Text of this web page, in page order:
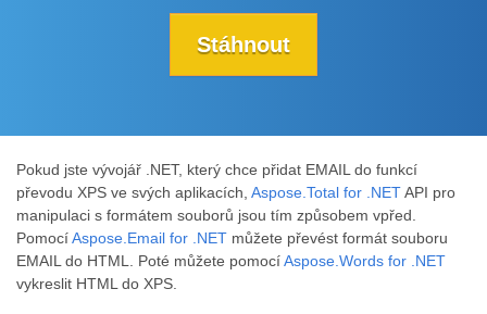
Stáhnout
Pokud jste vývojář .NET, který chce přidat EMAIL do funkcí
převodu XPS ve svých aplikacích, Aspose.Total for .NETAPI pro
manipulaci s formátem souborů jsou tím způsobem vpřed.
PomocíAspose.Email for .NET můžete převést formát souboru
EMAIL do HTML. Poté můžete pomocíAspose.Words for .NET
vykreslit HTML do XPS.